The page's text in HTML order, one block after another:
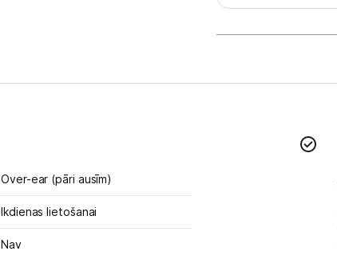
Over-ear (pāri ausīm)
Ikdienas lietošanai
Nav